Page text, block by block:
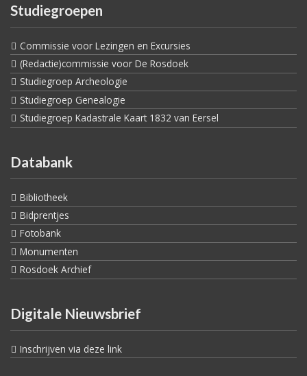
Studiegroepen
Commissie voor Lezingen en Excursies
(Redactie)commissie voor De Rosdoek
Studiegroep Archeologie
Studiegroep Genealogie
Studiegroep Kadastrale Kaart 1832 van Eersel
Databank
Bibliotheek
Bidprentjes
Fotobank
Monumenten
Rosdoek Archief
Digitale Nieuwsbrief
Inschrijven via deze link